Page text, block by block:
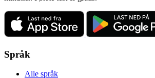
Språk
Alle språk